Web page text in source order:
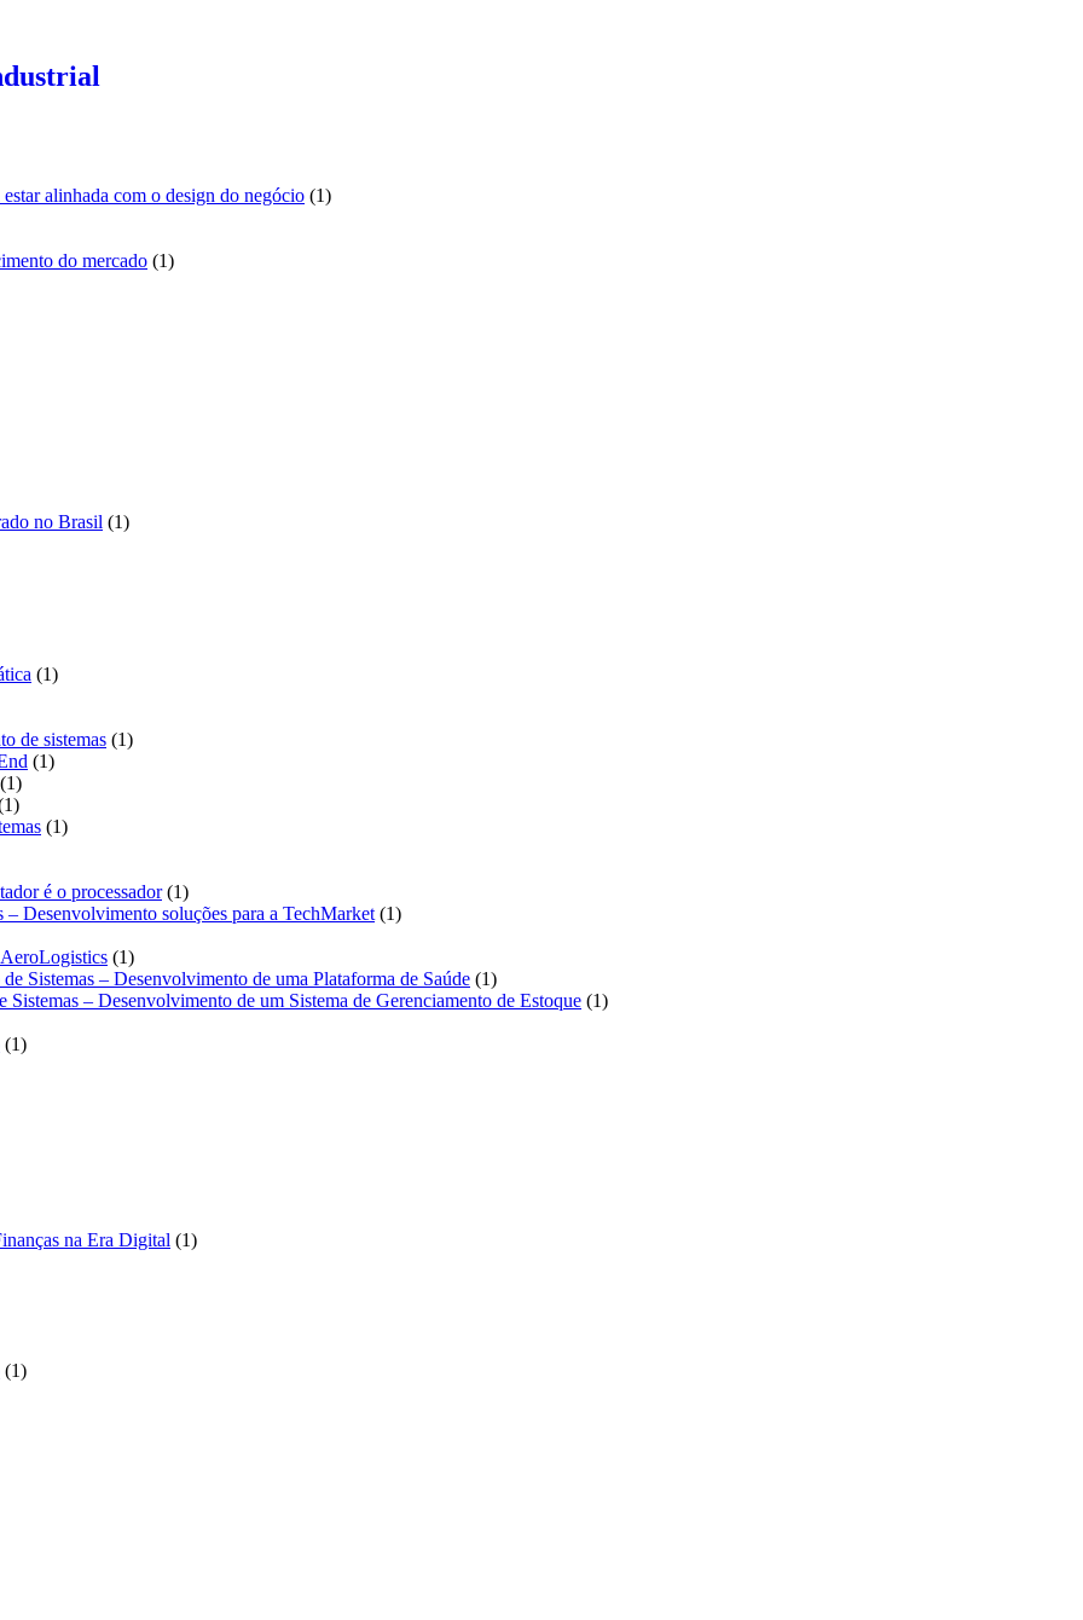
alinhada com o design do negócio 11
do mercado 11
no Brasil 11
11
de sistemas 11
11
11
produto
11
produto
11
é o processador 11
produto
Desenvolvimento soluções para a TechMarket 11
11
produto
Sistemas – Desenvolvimento de uma Plataforma de Saúde 11
produto
– Desenvolvimento de um Sistema de Gerenciamento de Estoque 11
11
na Era Digital 11
11